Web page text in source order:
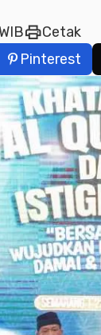
printCetak
Pinterest